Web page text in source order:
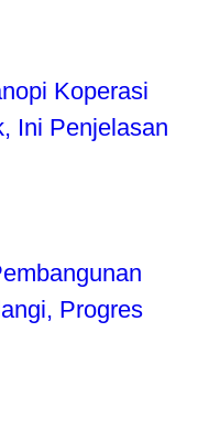
Koperasi
Ini Penjelasan
Progres